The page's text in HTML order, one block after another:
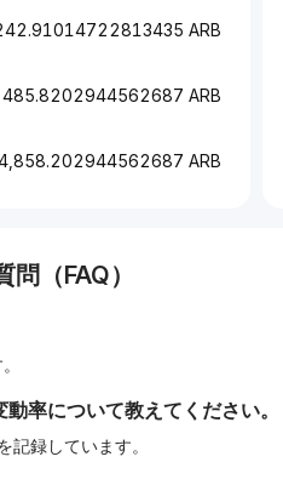
ARB
485.8202944562687 ARB
ARB
（FAQ）
率について教えてください。
録しています。